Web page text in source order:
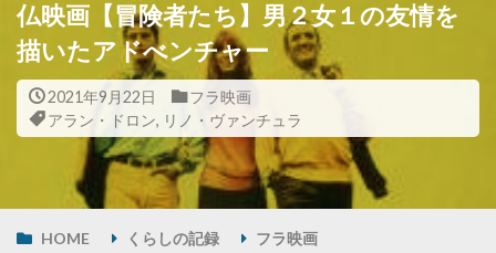
仏映画【冒険者たち】男２女１の友情を
描いたアドべンチャー
2021年9月22日
フラ映画
アラン・ドロン, リノ・ヴァンチュラ
HOME くらしの記録 フラ映画